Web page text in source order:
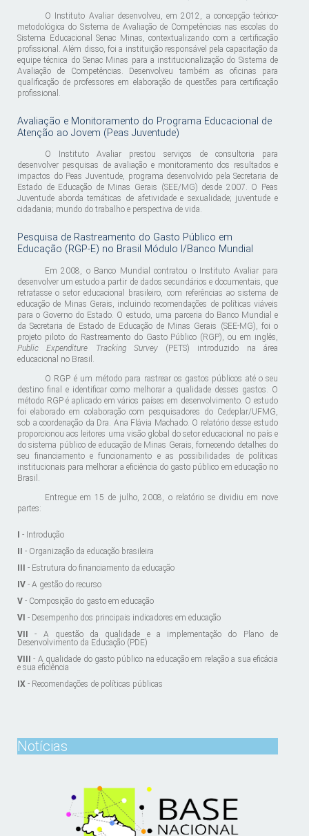
O Instituto Avaliar desenvolveu, em 2012, a concepção teórico-
metodológica do Sistema de Avaliação de Competências nas escolas do
Sistema Educacional Senac Minas, contextualizando com a certificação
profissional. Além disso, foi a instituição responsável pela capacitação da
equipe técnica do Senac Minas para a institucionalização do Sistema de
Avaliação de Competências. Desenvolveu também as oficinas para
qualificação de professores em elaboração de questões para certificação
profissional.
Avaliação e Monitoramento do Programa Educacional de
Atenção ao Jovem (Peas Juventude)
O Instituto Avaliar prestou serviços de consultoria para
desenvolver pesquisas de avaliação e monitoramento dos resultados e
impactos do Peas Juventude, programa desenvolvido pela Secretaria de
Estado de Educação de Minas Gerais (SEE/MG) desde 2007. O Peas
Juventude aborda temáticas de afetividade e sexualidade; juventude e
cidadania; mundo do trabalho e perspectiva de vida.
Pesquisa de Rastreamento do Gasto Público em
Educação (RGP-E) no Brasil Módulo I/Banco Mundial
Em 2008, o Banco Mundial contratou o Instituto Avaliar para
desenvolver um estudo a partir de dados secundários e documentais, que
retratasse o setor educacional brasileiro, com referências ao sistema de
educação de Minas Gerais, incluindo recomendações de políticas viáveis
para o Governo do Estado. O estudo, uma parceria do Banco Mundial e
da Secretaria de Estado de Educação de Minas Gerais (SEE-MG), foi o
projeto piloto do Rastreamento do Gasto Público (RGP), ou em inglês,
Public Expenditure Tracking Survey(PETS) introduzido na área
educacional no Brasil.
O RGP é um método para rastrear os gastos públicos até o seu
destino final e identificar como melhorar a qualidade desses gastos. O
método RGP é aplicado em vários países em desenvolvimento. O estudo
foi elaborado em colaboração com pesquisadores do Cedeplar/UFMG,
sob a coordenação da Dra. Ana Flávia Machado. O relatório desse estudo
proporcionou aos leitores uma visão global do setor educacional no país e
do sistema público de educação de Minas Gerais, fornecendo detalhes do
seu financiamento e funcionamento e as possibilidades de políticas
institucionais para melhorar a eficiência do gasto público em educação no
Brasil.
Entregue em 15 de julho, 2008, o relatório se dividiu em nove
partes:
I - Introdução
II - Organização da educação brasileira
III - Estrutura do financiamento da educação
IV - A gestão do recurso
V - Composição do gasto em educação
VI - Desempenho dos principais indicadores em educação
VII - A questão da qualidade e a implementação do Plano de
Desenvolvimento da Educação (PDE)
VIII - A qualidade do gasto público na educação em relação a sua eficácia
e sua eficiência
IX - Recomendações de políticas públicas
Notícias